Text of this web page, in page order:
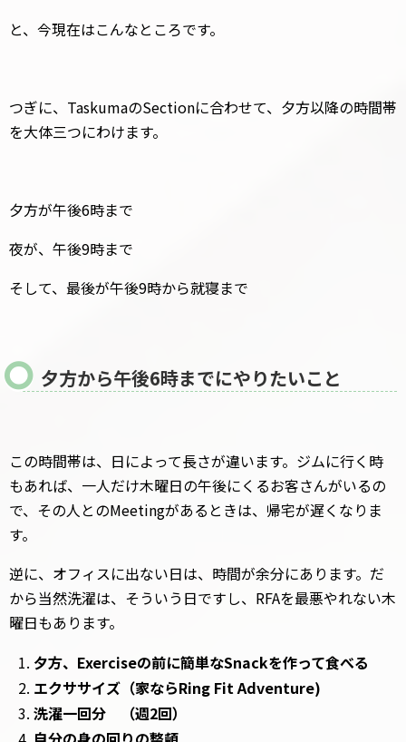
と、今現在はこんなところです。
つぎに、TaskumaのSectionに合わせて、夕方以降の時間帯
を大体三つにわけます。
夕方が午後6時まで
夜が、午後9時まで
そして、最後が午後9時から就寝まで
夕方から午後6時までにやりたいこと
この時間帯は、日によって長さが違います。ジムに行く時
もあれば、一人だけ木曜日の午後にくるお客さんがいるの
で、その人とのMeetingがあるときは、帰宅が遅くなりま
す。
逆に、オフィスに出ない日は、時間が余分にあります。だ
から当然洗濯は、そういう日ですし、RFAを最悪やれない木
曜日もあります。
夕方、Exerciseの前に簡単なSnackを作って食べる
エクササイズ（家ならRing Fit Adventure)
洗濯一回分 （週2回）